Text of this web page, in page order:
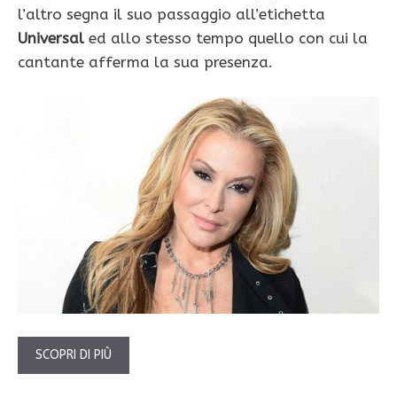
l’altro segna il suo passaggio all’etichetta
Universal ed allo stesso tempo quello con cui la
cantante afferma la sua presenza.
SCOPRI DI PIÙ